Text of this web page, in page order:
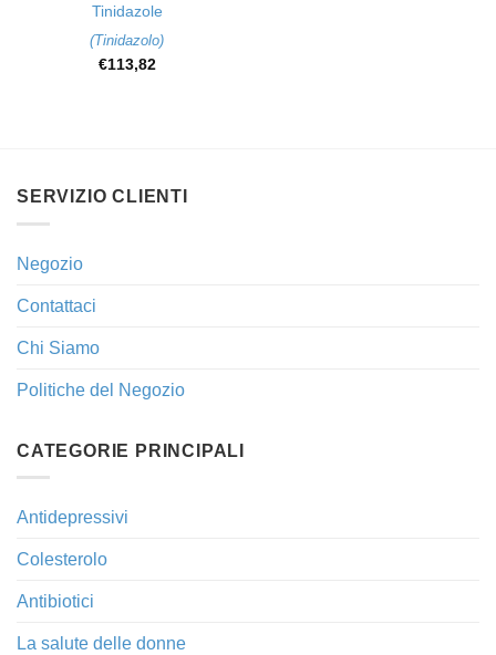
Tinidazole
(Tinidazolo)
€113,82
SERVIZIO CLIENTI
Negozio
Contattaci
Chi Siamo
Politiche del Negozio
CATEGORIE PRINCIPALI
Antidepressivi
Colesterolo
Antibiotici
La salute delle donne